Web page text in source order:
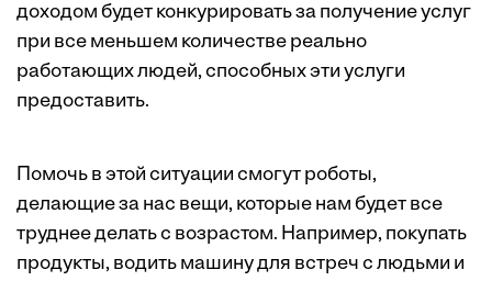
доходом будет конкурировать за получение услуг
при все меньшем количестве реально
работающих людей, способных эти услуги
предоставить.
Помочь в этой ситуации смогут роботы,
делающие за нас вещи, которые нам будет все
труднее делать с возрастом. Например, покупать
продукты, водить машину для встреч с людьми и